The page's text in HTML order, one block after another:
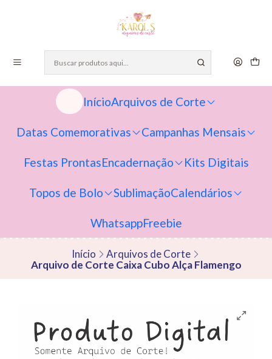
InícioArquivos de Corte
Datas Comemorativas Campanhas Mensais
Festas ProntasEncadernação Kits Digitais
Topos de Bolo SublimaçãoCalendários
WhatsappFreebie
Início
Arquivos de Corte
Arquivo de Corte Caixa Cubo Alça Flamengo